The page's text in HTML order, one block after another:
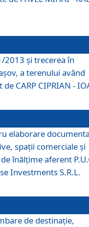
2013 şi trecerea în
a terenului având
CARP CIPRIAN -
elaborare
spaţii comerciale şi
înălţime aferent
Investments S.R.L.
de destinaţie,